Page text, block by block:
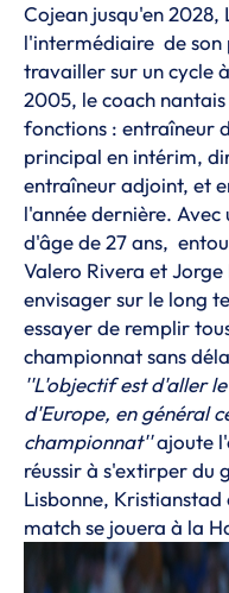
Cojean jusqu'en 2028,
l'intermédiaire de son
travailler sur un cycle
2005, le coach
fonctions : entraîneur
principal en intérim,
entraîneur adjoint, et
l'année dernière.
d'âge de 27 ans,
Valero Rivera et
envisager sur le long
essayer de remplir
championnat sans
''L'objectif est d'aller
d'Europe, en général
championnat''ajoute
réussir à s'extirper du
Lisbonne,
match se jouera à la